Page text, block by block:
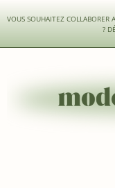
VOUS SOUHAITEZ COLLABORER
?